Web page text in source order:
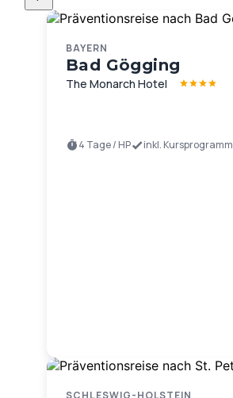
BAYERN
Bad Gögging
The Monarch Hotel
4 Tage / HP inkl. Kursprogramm
SCHLESWIG-HOLSTEIN